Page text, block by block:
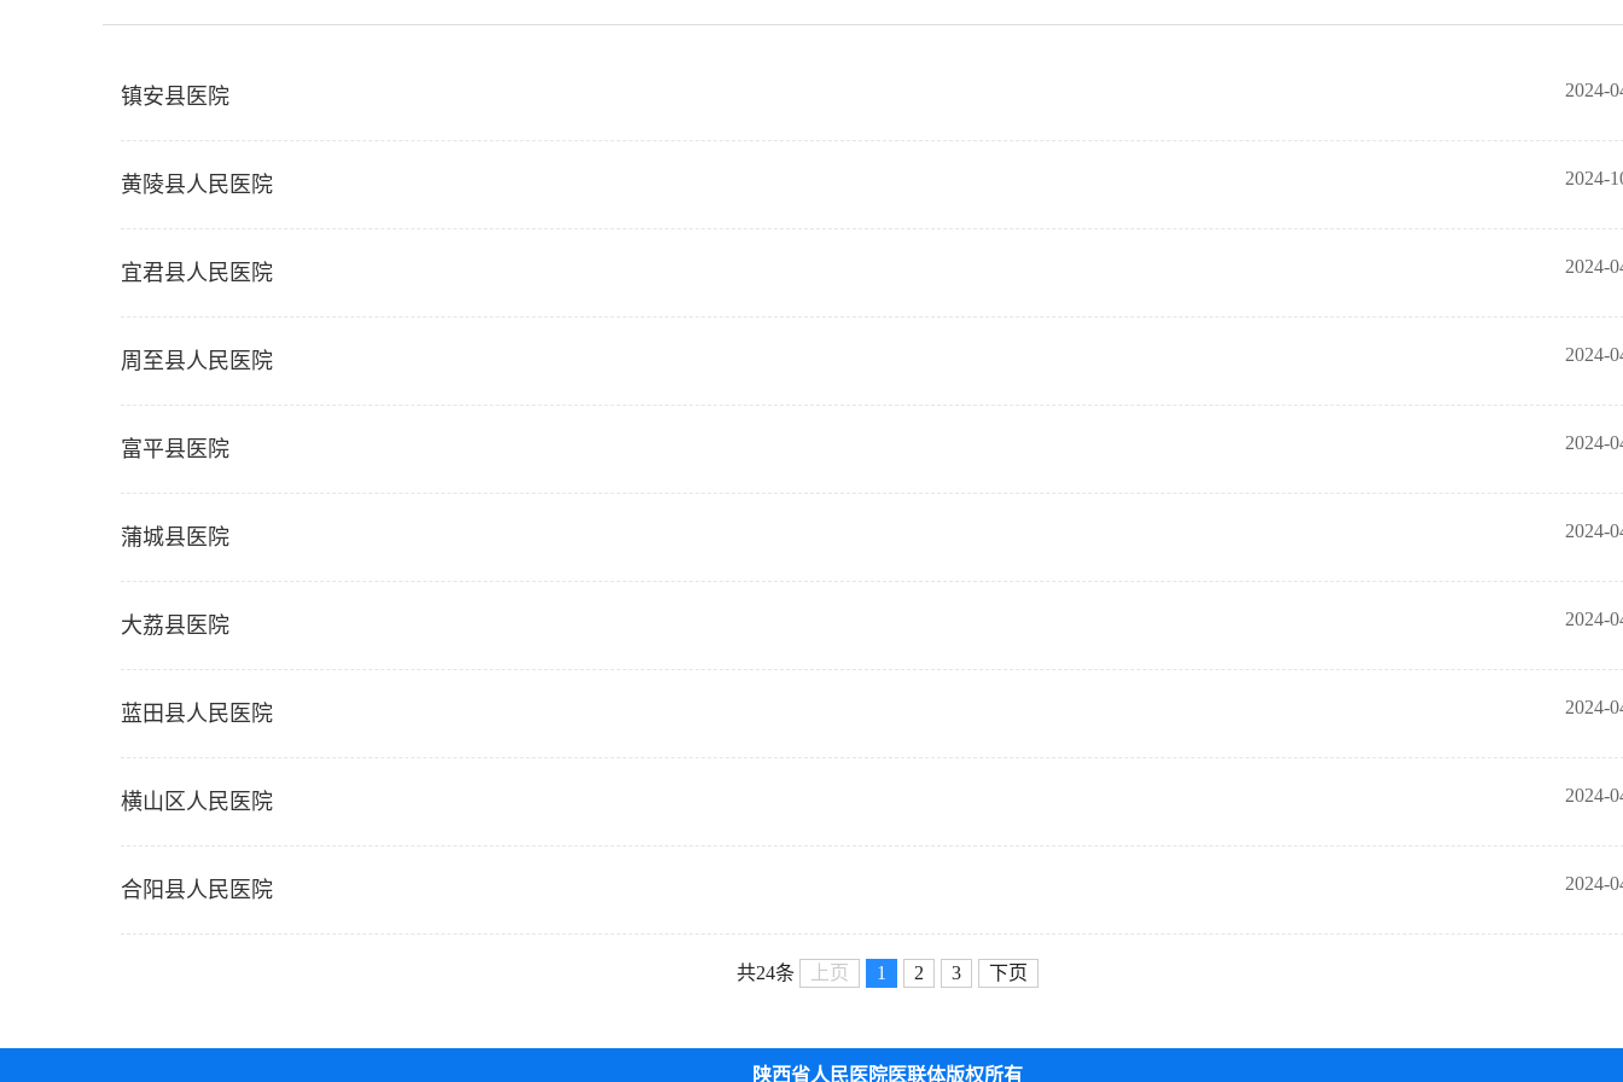
2024-
镇安县医院
2024-
黄陵县人民医院
2024-
宜君县人民医院
2024-
周至县人民医院
2024-
富平县医院
2024-
蒲城县医院
2024-
大荔县医院
2024-
蓝田县人民医院
2024-
横山区人民医院
2024-
合阳县人民医院
共24条 上页 1 2 3 下页
陕西省人民医院医联体版权所有